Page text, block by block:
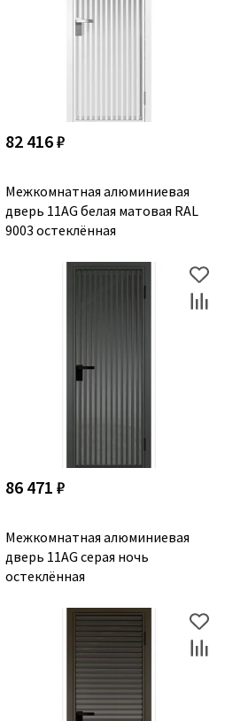
82 416 ₽
Межкомнатная алюминиевая
дверь 11AG белая матовая RAL
9003 остеклённая
86 471 ₽
Межкомнатная алюминиевая
дверь 11AG серая ночь
остеклённая